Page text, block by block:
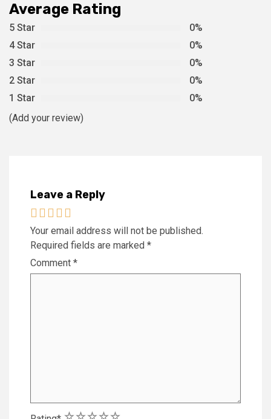
Average Rating
5 Star
0%
4 Star
0%
3 Star
0%
2 Star
0%
1 Star
0%
(Add your review)
Leave a Reply
Your email address will not be published.
Required fields are marked *
Comment *
5
4
3
2
1